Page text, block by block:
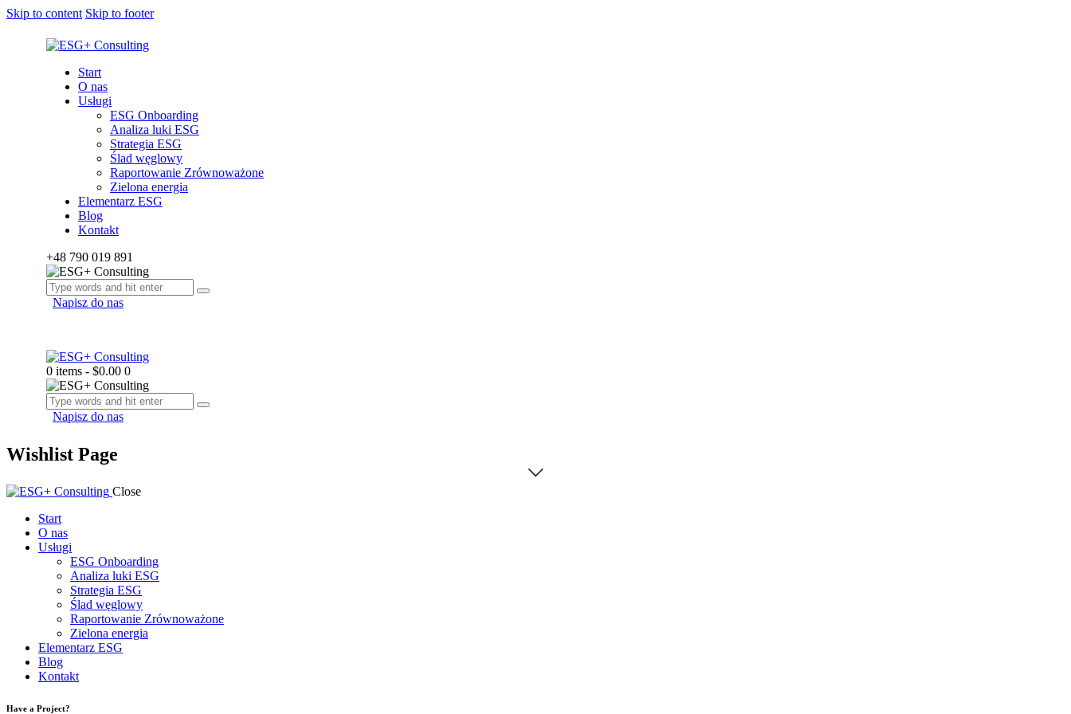
Skip to content Skip to footer
Start
O nas
Usługi
ESG Onboarding
Analiza luki ESG
Strategia ESG
Ślad węglowy
Raportowanie Zrównoważone
Zielona energia
Elementarz ESG
Blog
Kontakt
+48 790 019 891
Napisz do nas
0 items - $0.00 0
Napisz do nas
Wishlist Page
Close
Start
O nas
Usługi
ESG Onboarding
Analiza luki ESG
Strategia ESG
Ślad węglowy
Raportowanie Zrównoważone
Zielona energia
Elementarz ESG
Blog
Kontakt
Have a Project?